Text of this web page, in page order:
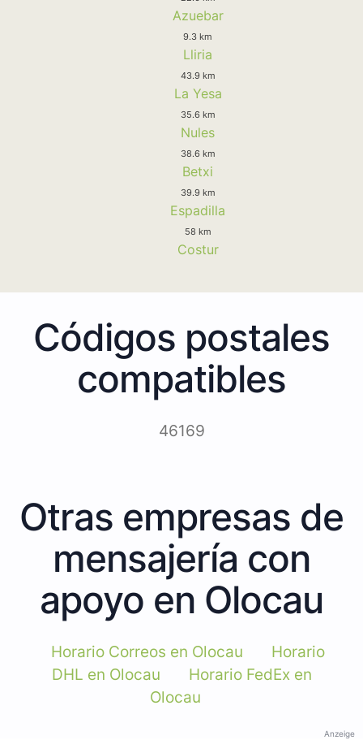
Azuebar
9.3 km
Lliria
43.9 km
La Yesa
35.6 km
Nules
38.6 km
Betxi
39.9 km
Espadilla
58 km
Costur
Códigos postales
compatibles
46169
Otras empresas de
mensajería con
apoyo en Olocau
Horario Correos en Olocau
Horario
DHL en Olocau
Horario FedEx en
Olocau
Anzeige